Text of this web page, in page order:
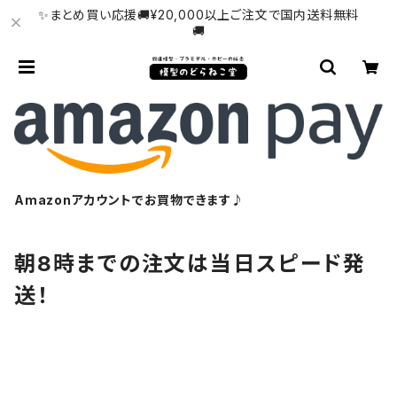
✨まとめ買い応援🚚¥20,000以上ご注文で国内送料無料
🚚
Amazonアカウントでお買物できます♪
朝8時までの注文は当日スピード発
送！